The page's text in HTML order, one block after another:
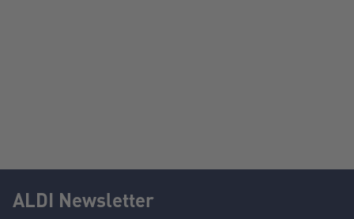
ALDI Newsletter